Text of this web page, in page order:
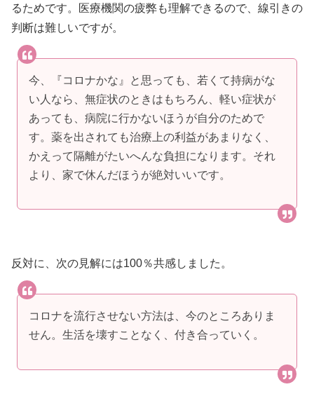
るためです。医療機関の疲弊も理解できるので、線引きの
判断は難しいですが。
今、『コロナかな』と思っても、若くて持病がな
い人なら、無症状のときはもちろん、軽い症状が
あっても、病院に行かないほうが自分のためで
す。薬を出されても治療上の利益があまりなく、
かえって隔離がたいへんな負担になります。それ
より、家で休んだほうが絶対いいです。
反対に、次の見解には100％共感しました。
コロナを流行させない方法は、今のところありま
せん。生活を壊すことなく、付き合っていく。